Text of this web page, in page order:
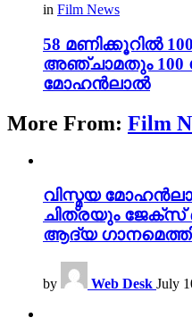
in Film News
58 മണിക്കൂറിൽ
അഞ്ചാമതും 100
മോഹൻലാൽ
More From: Film
വിസ്മയ
ചിത്രയും ജേക്സ്
ആദ്യ
by Web Desk July